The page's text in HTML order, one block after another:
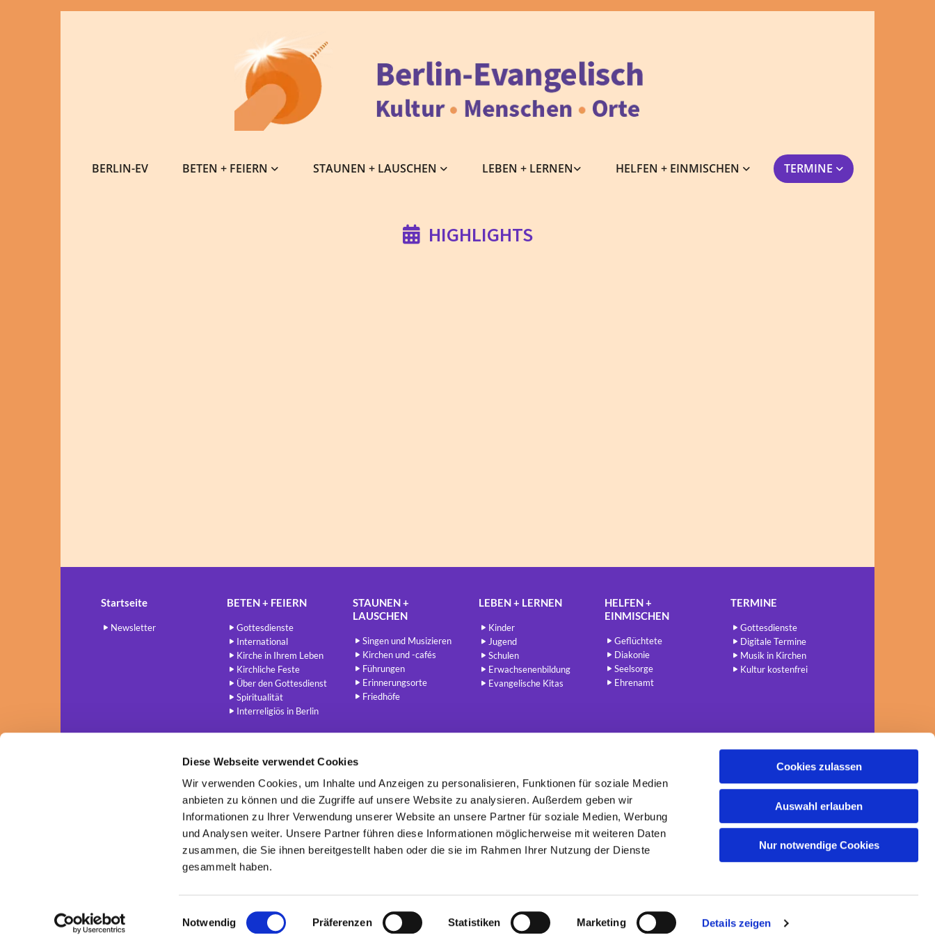
Diese Webseite verwendet Cookies
Wir verwenden Cookies, um Inhalte und Anzeigen zu personalisieren, Funktionen für soziale Medien
anbieten zu können und die Zugriffe auf unsere Website zu analysieren. Außerdem geben wir
Informationen zu Ihrer Verwendung unserer Website an unsere Partner für soziale Medien, Werbung
und Analysen weiter. Unsere Partner führen diese Informationen möglicherweise mit weiteren Daten
zusammen, die Sie ihnen bereitgestellt haben oder die sie im Rahmen Ihrer Nutzung der Dienste
gesammelt haben.
i
Notwendig Präferenzen Statistiken Marketing Details zeigen
Cookies zulassen
Auswahl erlauben
Nur notwendige Cookies
BERLIN-EV BETEN + FEIERN STAUNEN + LAUSCHEN LEBEN + LERNEN HELFEN + EINMISCHEN TERMINE
HIGHLIGHTS
Startseite
Newsletter
BETEN + FEIERN
Gottesdienste
International
Kirche in Ihrem Leben
Kirchliche Feste
Über den Gottesdienst
Spiritualität
Interreligiös in Berlin
STAUNEN +
LAUSCHEN
Singen und Musizieren
Kirchen und -cafés
Führungen
Erinnerungsorte
Friedhöfe
LEBEN + LERNEN
Kinder
Jugend
Schulen
Erwachsenenbildung
Evangelische Kitas
HELFEN +
EINMISCHEN
Geflüchtete
Diakonie
Seelsorge
Ehrenamt
TERMINE
Gottesdienste
Digitale Termine
Musik in Kirchen
Kultur kostenfrei
 Berlin - Evangelisch redaktion@berlin-evangelisch.de
Kontaktinformationen Cookie-Richtlinie Impressum
ChurchDesk-Login